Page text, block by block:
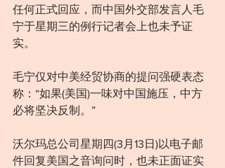
任何正式回应，而中国外交部发言人毛
宁于星期三的例行记者会上也未予证
实。
毛宁仅对中美经贸协商的提问强硬表态
称：“如果(美国)一味对中国施压，中方
必将坚决反制。”
沃尔玛总公司星期四(3月13日)以电子邮
件回复美国之音询问时，也未正面证实